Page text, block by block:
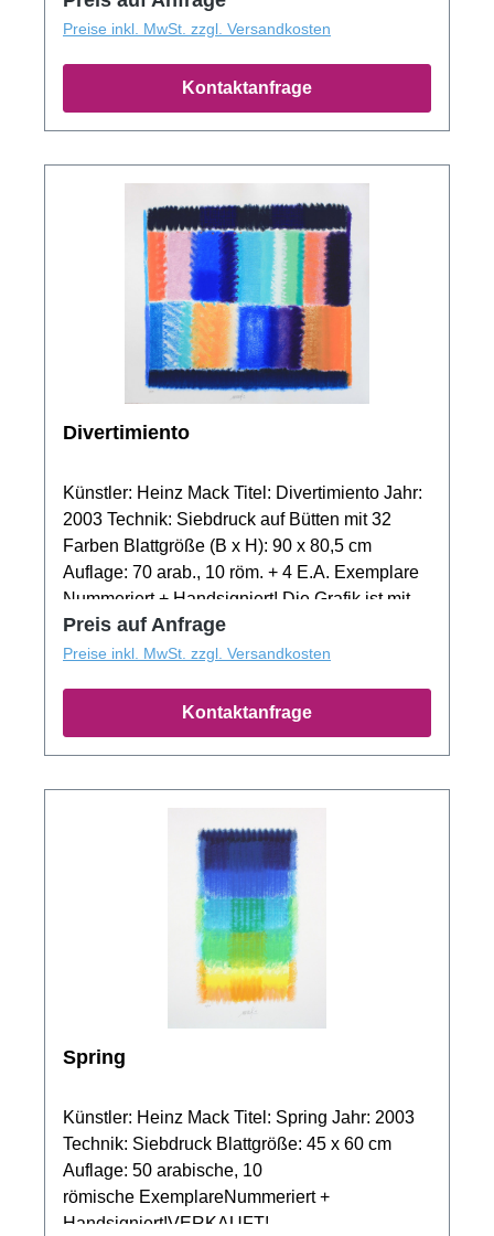
Preise inkl. MwSt. zzgl. Versandkosten
Kontaktanfrage
Divertimiento
Künstler: Heinz Mack Titel: Divertimiento Jahr:
2003 Technik: Siebdruck auf Bütten mit 32
Farben Blattgröße (B x H): 90 x 80,5 cm
Auflage: 70 arab., 10 röm. + 4 E.A. Exemplare
Nummeriert + Handsigniert! Die Grafik ist mit
Museums-Glas und einer Echtsilberleiste
gerahmt!
Preis auf Anfrage
Preise inkl. MwSt. zzgl. Versandkosten
Kontaktanfrage
Spring
Künstler: Heinz Mack Titel: Spring Jahr: 2003
Technik: Siebdruck Blattgröße: 45 x 60 cm
Auflage: 50 arabische, 10
römische ExemplareNummeriert +
Handsigniert!VERKAUFT!